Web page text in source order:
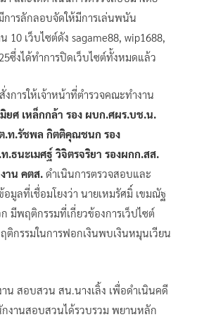
ารลักลอบจัดให้มีการเล่นพนัน
10 เว็บไซต์ดัง sagame88, wip1688,
ซึ่งได้ทำการปิดเว็บไซต์ทั้งหมดแล้ว
การให้เจ้าหน้าที่ตํารวจคณะทํางาน
ยศ เหล็กกล้า รอง ผบก.ศผร.บช.น.
.ท.รัชพล กิตติคุณชนก รอง
ธนะเมศฐ์ วิจิตรจริยา รองผกก.สส.
าน คตส. ดําเนินการตรวจสอบและ
มูลที่เชื่อมโยงว่า นายเหมรัศมิ์ เขมณัฐ
มีพฤติกรรมที่เกี่ยวข้องการเว็ปไซต์
กรรมในการฟอกเงินพบเงินหมุนเวียน
น สอบสวน สน.นางเลิ้ง เพื่อดําเนินคดี
งานสอบสวนได้รวบรวม พยานหลัก